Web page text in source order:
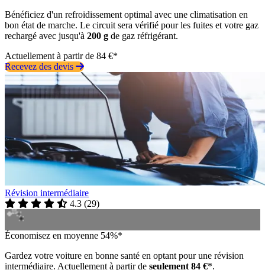
Bénéficiez d'un refroidissement optimal avec une climatisation en
bon état de marche. Le circuit sera vérifié pour les fuites et votre gaz
rechargé avec jusqu'à 200 g de gaz réfrigérant.
Actuellement à partir de 84 €*
Recevez des devis
Révision intermédiaire
4.3 (29)
Économisez en moyenne 54%*
Gardez votre voiture en bonne santé en optant pour une révision
intermédiaire. Actuellement à partir de seulement 84 €*.